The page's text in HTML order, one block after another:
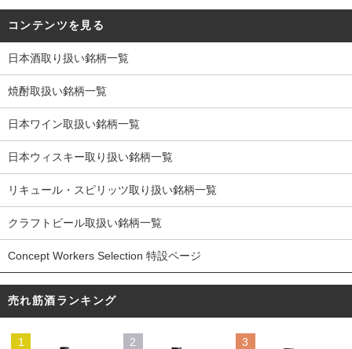
コンテンツを見る
日本酒取り扱い銘柄一覧
焼酎取扱い銘柄一覧
日本ワイン取扱い銘柄一覧
日本ウィスキー取り扱い銘柄一覧
リキュール・スピリッツ取り扱い銘柄一覧
クラフトビール取扱い銘柄一覧
Concept Workers Selection 特設ページ
売れ筋酒ランキング
1 2 3